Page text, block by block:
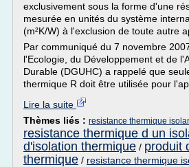
exclusivement sous la forme d'une
mesurée en unités du système
(m²K/W) à l'exclusion de toute autre
Par communiqué du 7 novembre
l'Ecologie, du Développement et de
Durable (DGUHC) a rappelé que
thermique R doit être utilisée pour
Lire la suite
Thèmes liés : resistance thermique
resistance thermique d un
d'isolation thermique / produit
thermique / resistance thermique